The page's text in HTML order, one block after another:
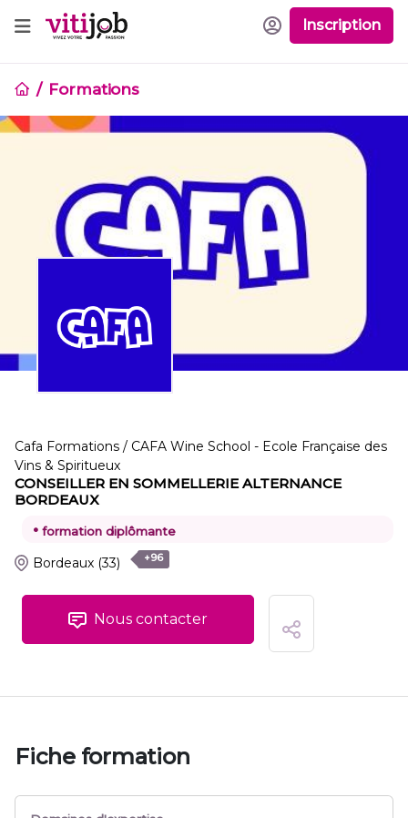
Inscription
Formations
Cafa Formations / CAFA Wine School - Ecole Française des
Vins & Spiritueux
CONSEILLER EN SOMMELLERIE ALTERNANCE
BORDEAUX
• formation diplômante
Bordeaux (33) +96
Nous contacter
Fiche formation